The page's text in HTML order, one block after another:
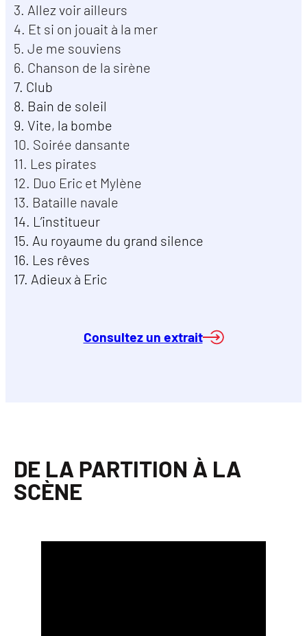
3. Allez voir ailleurs
4. Et si on jouait à la mer
5. Je me souviens
6. Chanson de la sirène
7. Club
8. Bain de soleil
9. Vite, la bombe
10. Soirée dansante
11. Les pirates
12. Duo Eric et Mylène
13. Bataille navale
14. L’institueur
15. Au royaume du grand silence
16. Les rêves
17. Adieux à Eric
Consultez un extrait
DE LA PARTITION À LA
SCÈNE